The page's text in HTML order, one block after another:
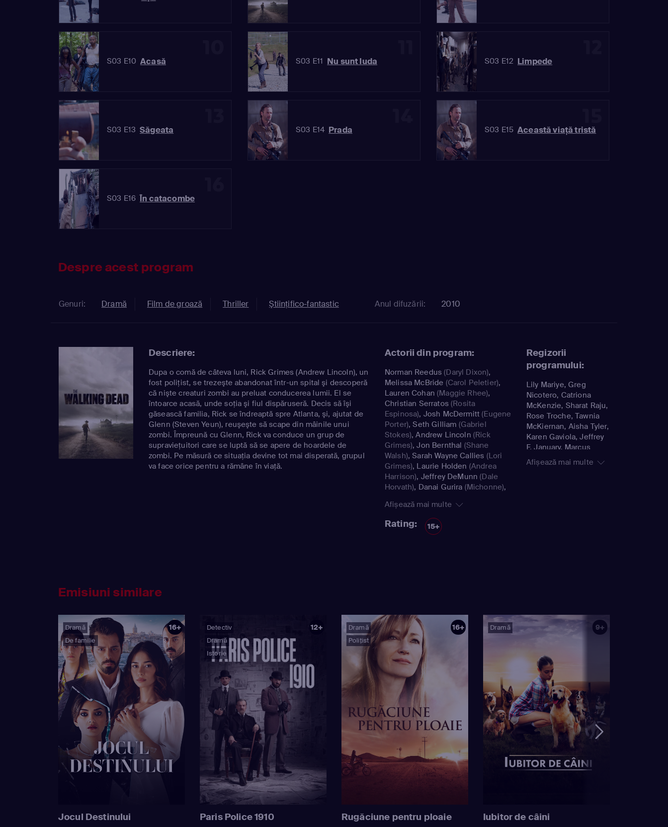
S03 E10 Acasă S03 E11 Nu sunt Iuda S03 E12 Limpede
S03 E13 Săgeata S03 E14 Prada S03 E15 Această viaţă tristă
S03 E16 În catacombe
Despre acest program
Genuri: Dramă Film de groază Thriller Ştiinţifico-fantastic Anul difuzării: 2010
Descriere:
Dupa o comă de câteva luni, Rick Grimes (Andrew Lincoln), un
fost poliţist, se trezeşte abandonat într-un spital şi descoperă
că nişte creaturi zombi au preluat conducerea lumii. El se
întoarce acasă, unde soţia şi fiul dispăruseră. Decis să îşi
găsească familia, Rick se îndreaptă spre Atlanta, şi, ajutat de
Glenn (Steven Yeun), reuşeşte să scape din mâinile unui
zombi. Împreună cu Glenn, Rick va conduce un grup de
supravieţuitori care se luptă să se apere de hoardele de
zombi. Pe măsură ce situaţia devine tot mai disperată, grupul
va face orice pentru a rămâne în viaţă.
Actorii din program:
Norman Reedus (Daryl Dixon),
Melissa McBride (Carol Peletier),
Lauren Cohan (Maggie Rhee),
Christian Serratos (Rosita
Espinosa), Josh McDermitt (Eugene
Porter),Seth Gilliam (Gabriel
Stokes),Andrew Lincoln (Rick
Grimes),Jon Bernthal (Shane
Walsh),Sarah Wayne Callies (Lori
Grimes), Laurie Holden (Andrea
Harrison), Jeffrey DeMunn (Dale
Horvath), Danai Gurira (Michonne),
Lauren Cohan(Maggie Greene)
Chandler Riggs
Steven Yeun(Glenn Rhee)
Afișează mai multe
Rating: 15+
Regizorii
programului:
Lily Mariye, Greg
Nicotero, Catriona
McKenzie, Sharat Raju,
Rose Troche, Tawnia
McKiernan, Aisha Tyler,
Karen Gaviola, Jeffrey
F. January, Marcus
Stokes, Loren S.
Yaconelli, Michael E.
Afișează mai multe
Emisiuni similare
Dramă
De familie
16+
Jocul Destinului
Detectiv
Dramă
Istorie
12+
Paris Police 1910
Dramă
Polițist
16+
Rugăciune pentru ploaie
Dramă 9+
Iubitor de câini